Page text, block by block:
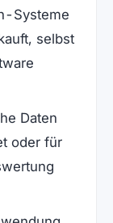
Systeme
selbst
Daten
oder für